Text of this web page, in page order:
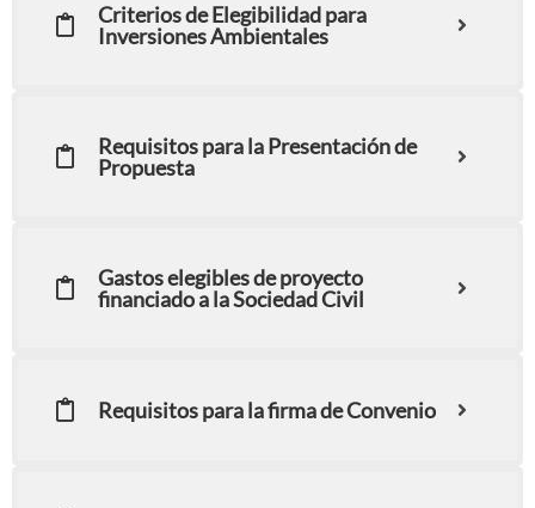
Criterios de Elegibilidad para
Inversiones Ambientales
Requisitos para la Presentación de
Propuesta
Gastos elegibles de proyecto
financiado a la Sociedad Civil
Requisitos para la firma de Convenio